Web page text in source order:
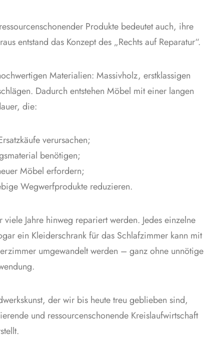
Produkte bedeutet auch, ihre
entstand das Konzept des „Rechts auf Reparatur“.
Materialien: Massivholz, erstklassigen
Dadurch entstehen Möbel mit einer langen
die:
verursachen;
benötigen;
Möbel erfordern;
Wegwerfprodukte reduzieren.
Jahre hinweg repariert werden. Jedes einzelne
ein Kleiderschrank für das Schlafzimmer kann mit
umgewandelt werden – ganz ohne unnötige
der wir bis heute treu geblieben sind,
und ressourcenschonende Kreislaufwirtschaft